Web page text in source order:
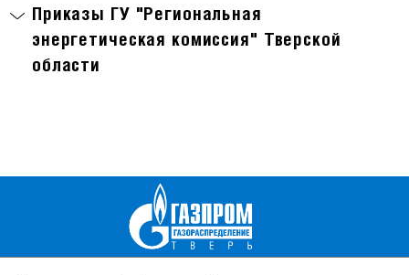
Приказы ГУ "Региональная
энергетическая комиссия" Тверской
области